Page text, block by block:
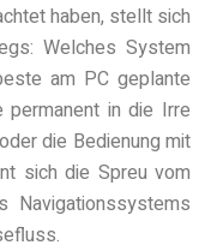
haben, stellt sich
Welches System
am PC geplante
in die Irre
die Bedienung mit
sich die Spreu vom
Navigationssystems